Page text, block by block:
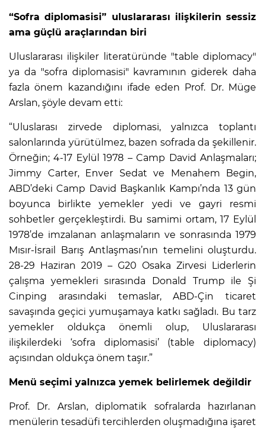
“Sofra diplomasisi” uluslararası ilişkilerin sessiz
ama güçlü araçlarından biri
Uluslararası ilişkiler literatüründe "table diplomacy"
ya da "sofra diplomasisi" kavramının giderek daha
fazla önem kazandığını ifade eden Prof. Dr. Müge
Arslan, şöyle devam etti:
“Uluslarası zirvede diplomasi, yalnızca toplantı
salonlarında yürütülmez, bazen sofrada da şekillenir.
Örneğin; 4-17 Eylül 1978 – Camp David Anlaşmaları;
Jimmy Carter, Enver Sedat ve Menahem Begin,
ABD’deki Camp David Başkanlık Kampı’nda 13 gün
boyunca birlikte yemekler yedi ve gayri resmi
sohbetler gerçekleştirdi. Bu samimi ortam, 17 Eylül
1978’de imzalanan anlaşmaların ve sonrasında 1979
Mısır-İsrail Barış Antlaşması’nın temelini oluşturdu.
28-29 Haziran 2019 – G20 Osaka Zirvesi Liderlerin
çalışma yemekleri sırasında Donald Trump ile Şi
Cinping arasındaki temaslar, ABD-Çin ticaret
savaşında geçici yumuşamaya katkı sağladı. Bu tarz
yemekler oldukça önemli olup, Uluslararası
ilişkilerdeki ‘sofra diplomasisi’ (table diplomacy)
açısından oldukça önem taşır.”
Menü seçimi yalnızca yemek belirlemek değildir
Prof. Dr. Arslan, diplomatik sofralarda hazırlanan
menülerin tesadüfi tercihlerden oluşmadığına işaret